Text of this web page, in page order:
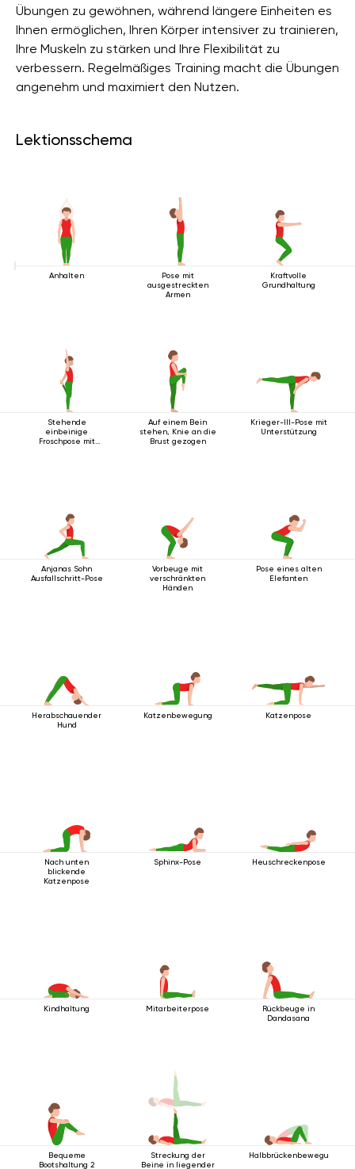
Übungen zu gewöhnen, während längere Einheiten es
Ihnen ermöglichen, Ihren Körper intensiver zu trainieren,
Ihre Muskeln zu stärken und Ihre Flexibilität zu
verbessern. Regelmäßiges Training macht die Übungen
angenehm und maximiert den Nutzen.
Lektionsschema
Anhalten
Pose mit
ausgestreckten
Armen
Kraftvolle
Grundhaltung
Stehende
einbeinige
Froschpose mit
Auf einem Bein
stehen, Knie an die
Brust gezogen
Krieger-III-Pose mit
Unterstützung
Anjanas Sohn
Ausfallschritt-Pose
Vorbeuge mit
verschränkten
Händen
Pose eines alten
Elefanten
Herabschauender
Hund
Katzenbewegung Katzenpose
Nach unten
blickende
Katzenpose
Sphinx-Pose Heuschreckenpose
Kindhaltung Mitarbeiterpose
Rückbeuge in
Dandasana
Bequeme
Bootshaltung 2
Streckung der
Beine in liegender
Halbbrückenbewegung